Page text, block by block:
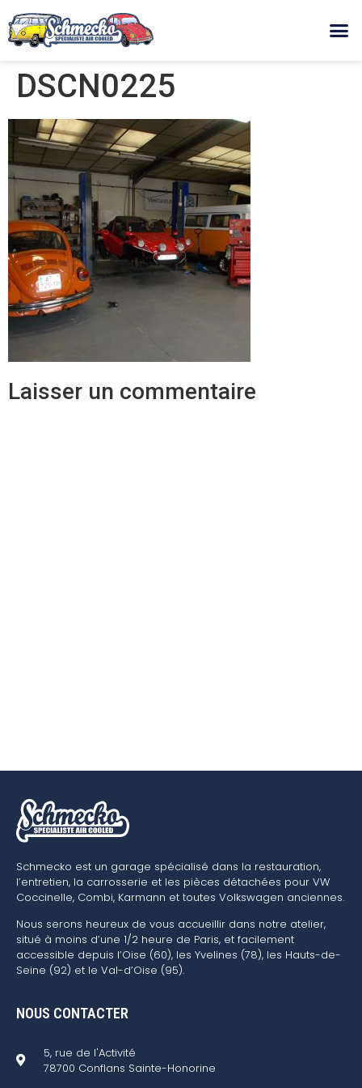
DSCN0225
Laisser un commentaire
Schmecko est un garage spécialisé dans la restauration,
l’entretien, la carrosserie et les pièces détachées pour VW
Coccinelle, Combi, Karmann et toutes Volkswagen anciennes.
Nous serons heureux de vous accueillir dans notre atelier,
situé à moins d’une 1/2 heure de Paris, et facilement
accessible depuis l’Oise (60), les Yvelines (78), les Hauts-de-
Seine (92) et le Val-d’Oise (95).
NOUS CONTACTER
5, rue de l'Activité
78700 Conflans Sainte-Honorine